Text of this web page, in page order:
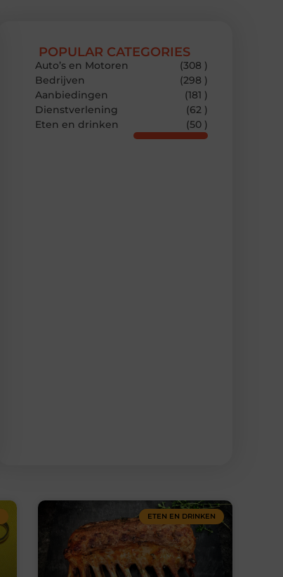
POPULAR CATEGORIES
Auto’s en Motoren
(308 )
Bedrijven
(298 )
Aanbiedingen
(181 )
Dienstverlening
(62 )
Eten en drinken
(50 )
ETEN EN DRINKEN